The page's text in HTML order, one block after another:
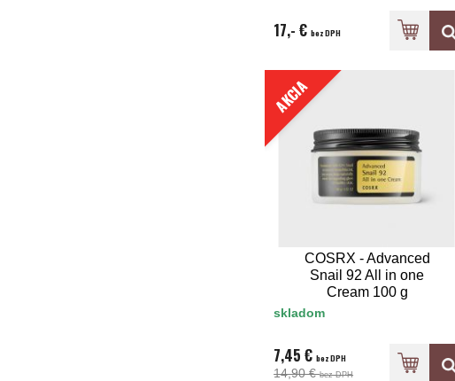
17,- €bez DPH
AKCIA
COSRX - Advanced
Snail 92 All in one
Cream 100 g
skladom
7,45 €bez DPH
14,90 €bez DPH